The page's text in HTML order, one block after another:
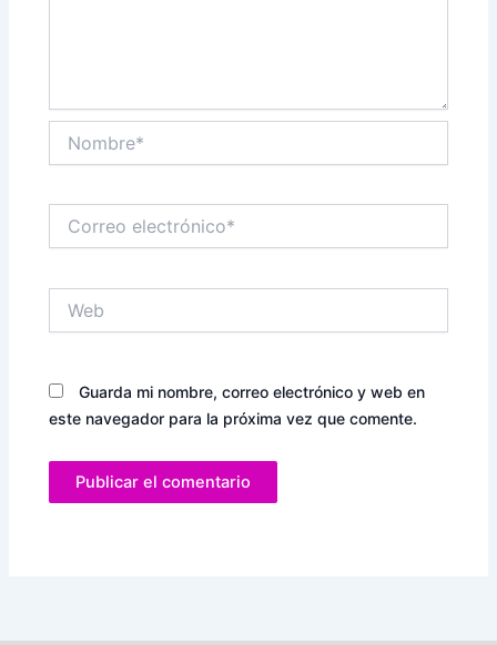
electrónico*
Guarda mi nombre, correo electrónico y web en
este navegador para la próxima vez que comente.